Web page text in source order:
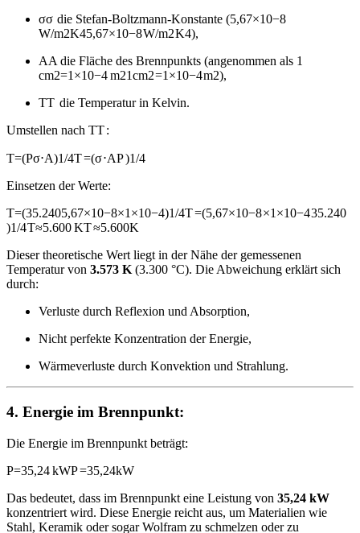
σσ die Stefan-Boltzmann-Konstante (5,67×10−8
W/m2K45,67×10−8W/m2K4),
AAdie Fläche des Brennpunkts (angenommen als 1
cm2=1×10−4 m21cm2=1×10−4m2),
TT die Temperatur in Kelvin.
Umstellen nach TT:
T=(Pσ⋅A)1/4T=(σ⋅AP)1/4
Einsetzen der Werte:
T=(35.2405,67×10−8×1×10−4)1/4T=(5,67×10−8×1×10−435.240
)1/4T≈5.600 KT≈5.600K
Dieser theoretische Wert liegt in der Nähe der gemessenen
Temperatur von 3.573 K(3.300 °C). Die Abweichung erklärt sich
durch:
Verluste durch Reflexion und Absorption,
Nicht perfekte Konzentration der Energie,
Wärmeverluste durch Konvektion und Strahlung.
4. Energie im Brennpunkt:
Die Energie im Brennpunkt beträgt:
P=35,24 kWP=35,24kW
Das bedeutet, dass im Brennpunkt eine Leistung von 35,24 kW
konzentriert wird. Diese Energie reicht aus, um Materialien wie
Stahl, Keramik oder sogar Wolfram zu schmelzen oder zu